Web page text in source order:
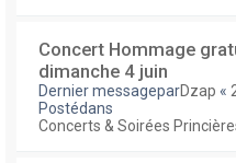
Concert Hommage
dimanche 4 juin
Dernier messageparDzap «
Postédans
Concerts & Soirées